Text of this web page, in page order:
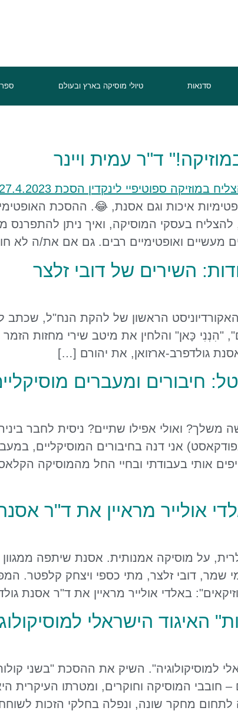
סדנאות טיולי מוסיקה בארץ ובעולם
ד"ר עמית ויינר
איכות וגם אסנת, 😂. ההסכת
להצליח בעסקי המוסיקה, ואיך ניתן
מעשיים ואופטימיים רבים. גם אם את/ה לא
השירים של דובי זלצר
הראשון של להקת הנח"ל,
כָּאן" והלחין את מיטב שירי מחזות הזמר
גולדפרב-ארזואן, את יהורם […]
חיבורים ומעברים
ואולי אפילו שתיים? ניסית לחבר
אני דנה בחיבורים המוסיקליים,
אותי בעבודתי ובחיי החל מהמוסיקה
אולייר מראיין את ד"ר
על מוסיקה אמנותית. אסנת שיתפה ממגוון
האיגוד הישראלי
למוסיקולוגיה". השיק את ההסכת "בשני
המוסיקה וחוקרים, ומטרתו העיקרית
לתחום מחקר שונה, ונפלה בחלקי הזכות